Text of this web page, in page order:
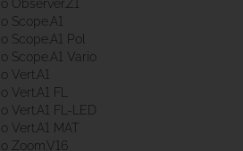
Observer.Z1
Scope.A1
Scope.A1 Pol
Scope.A1 Vario
Vert.A1
Vert.A1 FL
Vert.A1 FL-LED
Vert.A1 MAT
Zoom.V16